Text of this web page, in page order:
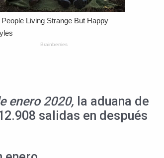
enero 2020, la aduana de
salidas en después